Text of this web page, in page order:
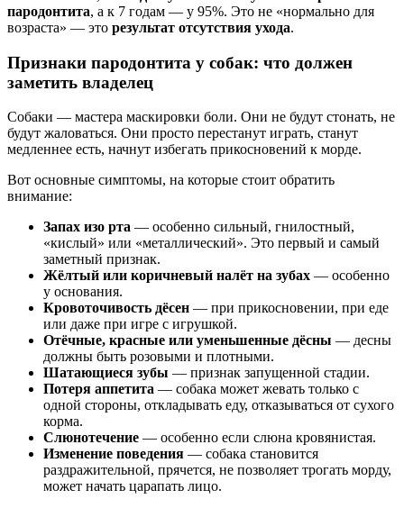
пародонтита, а к 7 годам — у 95%. Это не «нормально для
возраста» — это результат отсутствия ухода.
Признаки пародонтита у собак: что должен
заметить владелец
Собаки — мастера маскировки боли. Они не будут стонать, не
будут жаловаться. Они просто перестанут играть, станут
медленнее есть, начнут избегать прикосновений к морде.
Вот основные симптомы, на которые стоит обратить
внимание:
Запах изо рта — особенно сильный, гнилостный,
«кислый» или «металлический». Это первый и самый
заметный признак.
Жёлтый или коричневый налёт на зубах — особенно
у основания.
Кровоточивость дёсен — при прикосновении, при еде
или даже при игре с игрушкой.
Отёчные, красные или уменьшенные дёсны — десны
должны быть розовыми и плотными.
Шатающиеся зубы — признак запущенной стадии.
Потеря аппетита — собака может жевать только с
одной стороны, откладывать еду, отказываться от сухого
корма.
Слюнотечение — особенно если слюна кровянистая.
Изменение поведения — собака становится
раздражительной, прячется, не позволяет трогать морду,
может начать царапать лицо.